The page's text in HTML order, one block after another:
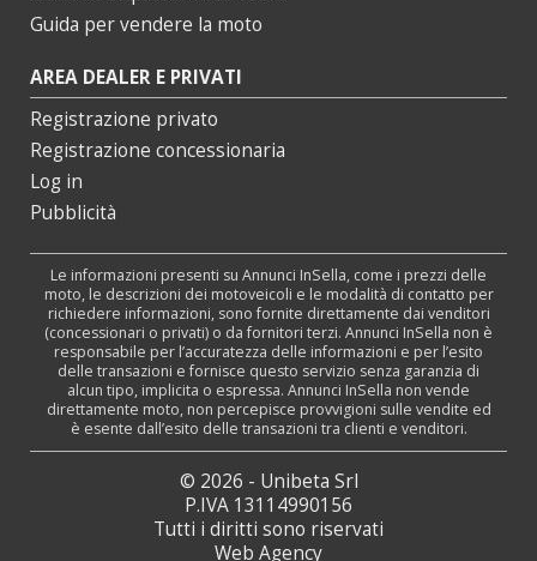
Guida per vendere la moto
AREA DEALER E PRIVATI
Registrazione privato
Registrazione concessionaria
Log in
Pubblicità
Le informazioni presenti su Annunci InSella, come i prezzi delle
moto, le descrizioni dei motoveicoli e le modalità di contatto per
richiedere informazioni, sono fornite direttamente dai venditori
(concessionari o privati) o da fornitori terzi. Annunci InSella non è
responsabile per l’accuratezza delle informazioni e per l’esito
delle transazioni e fornisce questo servizio senza garanzia di
alcun tipo, implicita o espressa. Annunci InSella non vende
direttamente moto, non percepisce provvigioni sulle vendite ed
è esente dall’esito delle transazioni tra clienti e venditori.
© 2026 - Unibeta Srl
P.IVA 13114990156
Tutti i diritti sono riservati
Web Agency